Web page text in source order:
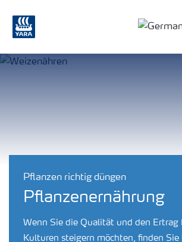
Pflanzen richtig düngen
Pflanzenernährung
Wenn Sie die Qualität und den Ertrag
Kulturen steigern möchten, finden Sie